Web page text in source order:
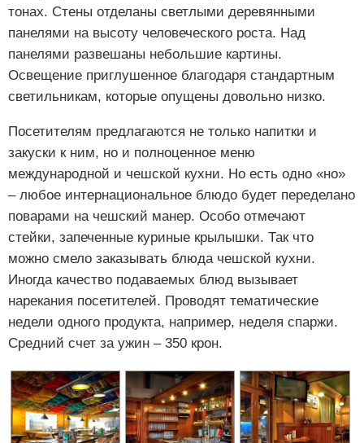
тонах. Стены отделаны светлыми деревянными
панелями на высоту человеческого роста. Над
панелями развешаны небольшие картины.
Освещение приглушенное благодаря стандартным
светильникам, которые опущены довольно низко.
Посетителям предлагаются не только напитки и
закуски к ним, но и полноценное меню
международной и чешской кухни. Но есть одно «но»
– любое интернациональное блюдо будет переделано
поварами на чешский манер. Особо отмечают
стейки, запеченные куриные крылышки. Так что
можно смело заказывать блюда чешской кухни.
Иногда качество подаваемых блюд вызывает
нарекания посетителей. Проводят тематические
недели одного продукта, например, неделя спаржи.
Средний счет за ужин – 350 крон.